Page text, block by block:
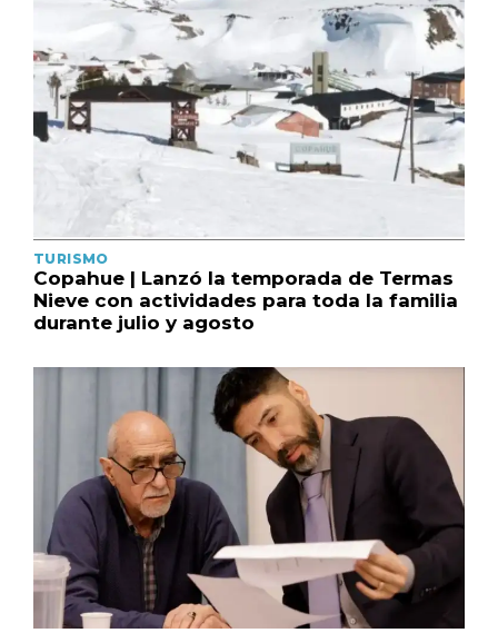
TURISMO
Copahue | Lanzó la temporada de Termas
Nieve con actividades para toda la familia
durante julio y agosto